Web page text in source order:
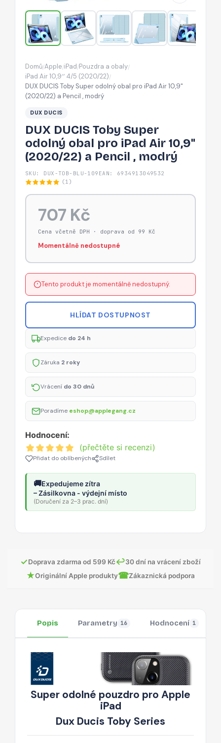
pro
iPad
Air
10,9"
a
Pencil
Domů/Apple/iPad/Pouzdra a obaly/
iPad Air 10,9′′ 4/5 (2020/22)/
DUX DUCIS Toby Super odolný obal pro iPad Air 10,9"
(2020/22) a Pencil , modrý
DUX DUCIS
DUX DUCIS Toby Super
odolný obal pro iPad Air 10,9"
(2020/22) a Pencil , modrý
SKU: DUX-TOB-BLU-109 EAN: 6934913049532
(1)
707 Kč
Cena včetně DPH · doprava od 99 Kč
Momentálně nedostupné
Tento produkt je momentálně nedostupný.
HLÍDAT DOSTUPNOST
Expedice do 24 h
Záruka 2 roky
Vrácení do 30 dnů
Poradíme eshop@applegang.cz
Hodnocení:
(přečtěte si recenzi)
Přidat do oblíbených Sdílet
🚚Expedujeme zítra
– Zásilkovna - výdejní místo
(Doručení za 2–3 prac. dní)
✓Doprava zdarma od 599 Kč↩30 dní na vrácení zboží
★Originální Apple produkty☎Zákaznická podpora
Popis Parametry 16 Hodnocení 1
Super odolné pouzdro pro Apple
iPad
Dux Ducis Toby Series